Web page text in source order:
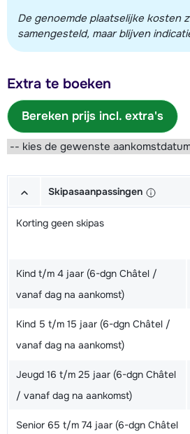
De genoemde plaatselijke kosten
samengesteld, maar blijven
Extra te boeken
Bereken prijs incl. extra's
Skipasaanpassingen
Korting geen skipas
Kind t/m 4 jaar (6-dgn Châtel /
vanaf dag na aankomst)
Kind 5 t/m 15 jaar (6-dgn Châtel /
vanaf dag na aankomst)
Jeugd 16 t/m 25 jaar (6-dgn Châtel
/ vanaf dag na aankomst)
Senior 65 t/m 74 jaar (6-dgn Châtel